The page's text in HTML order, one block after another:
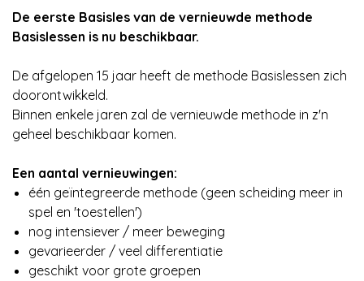
De eerste Basisles van de vernieuwde methode
Basislessen is nu beschikbaar.
De afgelopen 15 jaar heeft de methode Basislessen zich
doorontwikkeld.
Binnen enkele jaren zal de vernieuwde methode in z'n
geheel beschikbaar komen.
Een aantal vernieuwingen:
één geïntegreerde methode (geen scheiding meer in
spel en 'toestellen')
nog intensiever / meer beweging
gevarieerder / veel differentiatie
geschikt voor grote groepen